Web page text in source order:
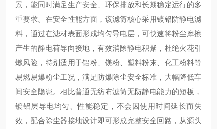
景，能同时满足生产安全、环保排放和长期稳定运行的多
重要求。在安全性能方面，该滤筒核心采用镀铝防静电滤
料，通过在滤材表面形成均匀导电层，可快速将粉尘摩擦
产生的静电荷导向接地，有效消除静电积聚，杜绝火花引
燃风险，特别适用于铝粉、镁粉、塑料粉末、化工粉料等
易燃易爆粉尘工况，满足防爆除尘安全标准，大幅降低车
间安全隐患。相比普通无纺布滤筒无防静电能力的短板，
镀铝层导电均匀、性能稳定，不会因使用时间延长而失
效，配合除尘器接地设计即可形成完整安全回路，从源头